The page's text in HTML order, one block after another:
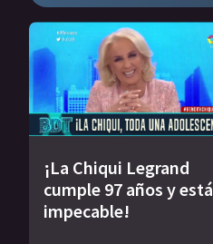
¡La Chiqui Legrand
cumple 97 años y está
impecable!